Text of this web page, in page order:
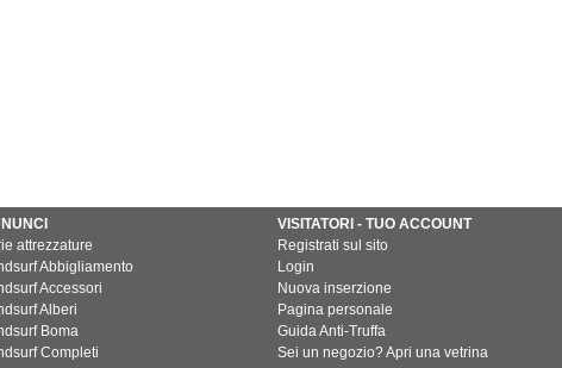
attrezzature
Abbigliamento
Accessori
Alberi
Boma
Completi
VISITATORI - TUO ACCOUNT
Registrati sul sito
Login
Nuova inserzione
Pagina personale
Guida Anti-Truffa
Sei un negozio? Apri una vetrina